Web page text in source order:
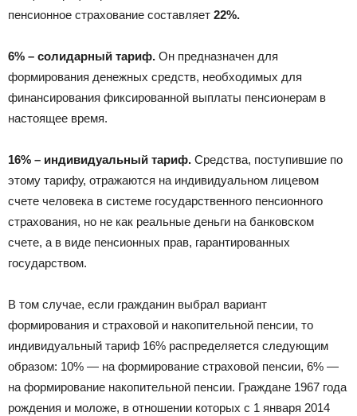
пенсионное страхование составляет 22%.
6% – солидарный тариф. Он предназначен для
формирования денежных средств, необходимых для
финансирования фиксированной выплаты пенсионерам в
настоящее время.
16% – индивидуальный тариф. Средства, поступившие по
этому тарифу, отражаются на индивидуальном лицевом
счете человека в системе государственного пенсионного
страхования, но не как реальные деньги на банковском
счете, а в виде пенсионных прав, гарантированных
государством.
В том случае, если гражданин выбрал вариант
формирования и страховой и накопительной пенсии, то
индивидуальный тариф 16% распределяется следующим
образом: 10% — на формирование страховой пенсии, 6% —
на формирование накопительной пенсии. Граждане 1967 года
рождения и моложе, в отношении которых с 1 января 2014